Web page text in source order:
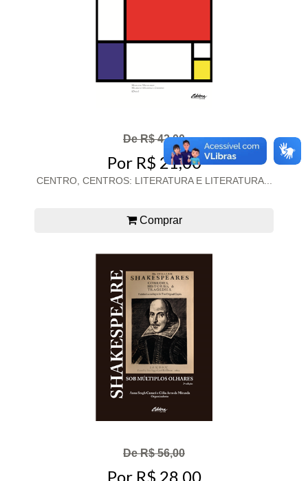
De R$ 42,00
Por R$ 21,00
CENTRO, CENTROS: LITERATURA E LITERATURA...
Comprar
De R$ 56,00
Por R$ 28,00